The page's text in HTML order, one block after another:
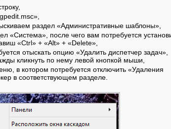
раздел «Административные шаблоны»,
«Система», после чего вам потребуется
«Ctrl» + «Alt» + «Delete»,
отыскать опцию «Удалить диспетчер задач»,
кликнуть по нему левой кнопкой мыши,
в котором потребуется отключить «Удаления
в соответствующем разделе.